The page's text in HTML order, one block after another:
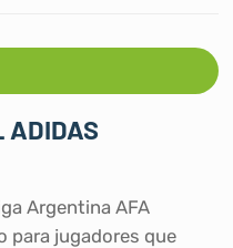
ADIDAS
Argentina AFA
para jugadores que